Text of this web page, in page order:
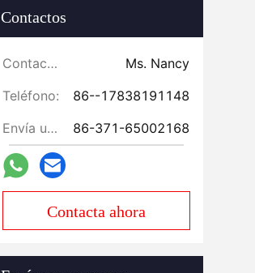
Contactos
Contactos:
Ms. Nancy
Teléfono:
86--17838191148
Envía un fax.:
86-371-65002168
Contacta ahora